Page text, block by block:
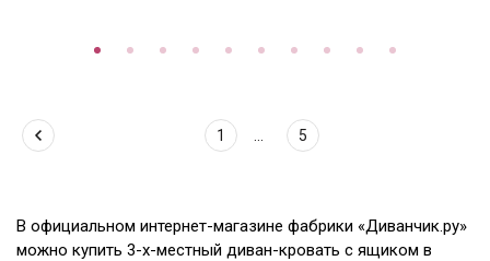
1 5
В официальном интернет-магазине фабрики «Диванчик.ру»
можно купить 3-х-местный диван-кровать с ящиком в